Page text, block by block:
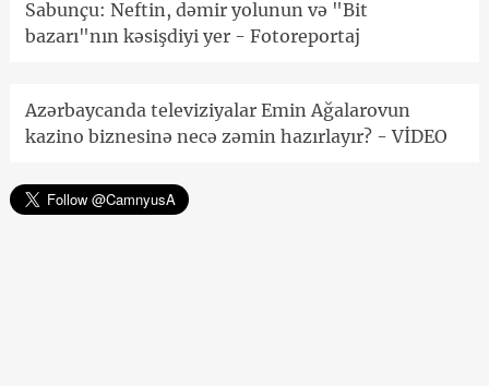
Sabunçu: Neftin, dəmir yolunun və "Bit
bazarı"nın kəsişdiyi yer - Fotoreportaj
Azərbaycanda televiziyalar Emin Ağalarovun
kazino biznesinə necə zəmin hazırlayır? - VİDEO